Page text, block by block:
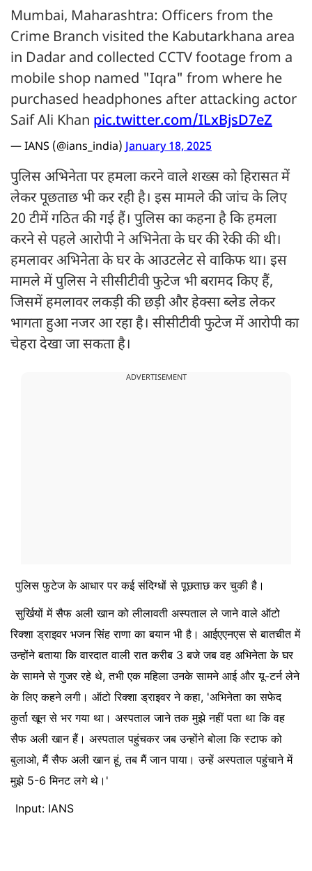
Mumbai, Maharashtra: Officers from the
Crime Branch visited the Kabutarkhana area
in Dadar and collected CCTV footage from a
mobile shop named "Iqra" from where he
purchased headphones after attacking actor
Saif Ali Khan pic.twitter.com/ILxBjsD7eZ
— IANS (@ians_india)January 18, 2025
पुलिस अभिनेता पर हमला करने वाले शख्स को हिरासत में
लेकर पूछताछ भी कर रही है। इस मामले की जांच के लिए
20 टीमें गठित की गई हैं। पुलिस का कहना है कि हमला
करने से पहले आरोपी ने अभिनेता के घर की रेकी की थी।
हमलावर अभिनेता के घर के आउटलेट से वाकिफ था। इस
मामले में पुलिस ने सीसीटीवी फुटेज भी बरामद किए हैं,
जिसमें हमलावर लकड़ी की छड़ी और हेक्सा ब्लेड लेकर
भागता हुआ नजर आ रहा है। सीसीटीवी फुटेज में आरोपी का
चेहरा देखा जा सकता है।
ADVERTISEMENT
पुलिस फुटेज के आधार पर कई संदिग्धों से पूछताछ कर चुकी है।
सुर्खियों में सैफ अली खान को लीलावती अस्पताल ले जाने वाले ऑटो
रिक्शा ड्राइवर भजन सिंह राणा का बयान भी है। आईएएनएस से बातचीत में
उन्होंने बताया कि वारदात वाली रात करीब 3 बजे जब वह अभिनेता के घर
के सामने से गुजर रहे थे, तभी एक महिला उनके सामने आई और यू-टर्न लेने
के लिए कहने लगी। ऑटो रिक्शा ड्राइवर ने कहा, 'अभिनेता का सफेद
कुर्ता खून से भर गया था। अस्पताल जाने तक मुझे नहीं पता था कि वह
सैफ अली खान हैं। अस्पताल पहुंचकर जब उन्होंने बोला कि स्टाफ को
बुलाओ, मैं सैफ अली खान हूं, तब मैं जान पाया। उन्हें अस्पताल पहुंचाने में
मुझे 5-6 मिनट लगे थे।'
Input: IANS